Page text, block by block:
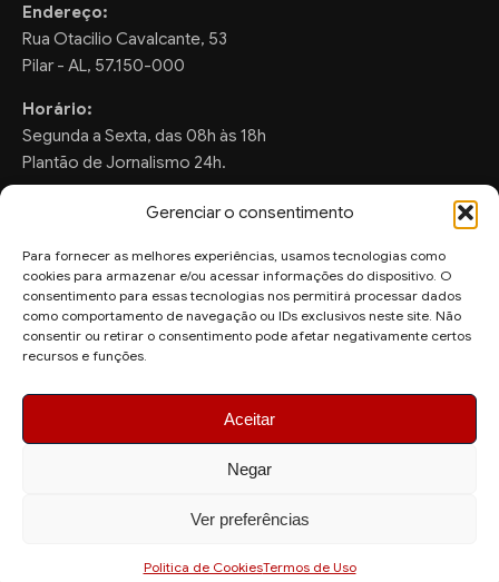
Gerenciar o consentimento
Para fornecer as melhores experiências, usamos tecnologias como
cookies para armazenar e/ou acessar informações do dispositivo. O
consentimento para essas tecnologias nos permitirá processar dados
como comportamento de navegação ou IDs exclusivos neste site. Não
consentir ou retirar o consentimento pode afetar negativamente certos
recursos e funções.
Aceitar
Negar
Ver preferências
Politica de CookiesTermos de Uso
Endereço:
Rua Otacilio Cavalcante, 53
Pilar - AL, 57.150-000
Horário:
Segunda a Sexta, das 08h às 18h
Plantão de Jornalismo 24h.
FALE CONOSCO
Sugestões de Pauta:
ronaldo.valentim150@gmail.com
© 2026 AquiAgora - Todos os direitos reservados.